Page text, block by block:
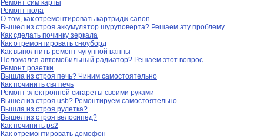
Ремонт сим карты
Ремонт пола
О том, как отремонтировать картридж canon
Вышел из строя аккумулятор шуруповерта? Решаем эту проблему
Как сделать починку зеркала
Как отремонтировать сноуборд
Как выполнить ремонт чугунной ванны
Поломался автомобильный радиатор? Решаем этот вопрос
Ремонт розетки
Вышла из строя печь? Чиним самостоятельно
Как починить свч печь
Ремонт электронной сигареты своими руками
Вышел из строя usb? Ремонтируем самостоятельно
Вышла из строя рулетка?
Вышел из строя велосипед?
Как починить ps2
Как отремонтировать домофон